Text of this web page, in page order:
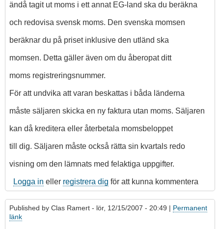
ändå tagit ut moms i ett annat EG-land ska du beräkna
och redovisa svensk moms. Den svenska momsen
beräknar du på priset inklusive den utländ ska
momsen. Detta gäller även om du åberopat ditt
moms registreringsnummer.
För att undvika att varan beskattas i båda länderna
måste säljaren skicka en ny faktura utan moms. Säljaren
kan då kreditera eller återbetala momsbeloppet
till dig. Säljaren måste också rätta sin kvartals redo
visning om den lämnats med felaktiga uppgifter.
Logga in eller registrera dig för att kunna kommentera
Published by Clas Ramert - lör, 12/15/2007 - 20:49 | Permanent
länk